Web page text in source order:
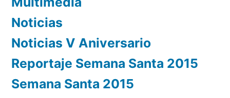
Noticias
Noticias V Aniversario
Reportaje Semana Santa 2015
Semana Santa 2015